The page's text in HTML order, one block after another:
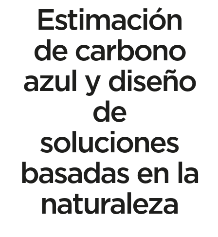
Estimación
de carbono
azul y diseño
de
soluciones
basadas en la
naturaleza